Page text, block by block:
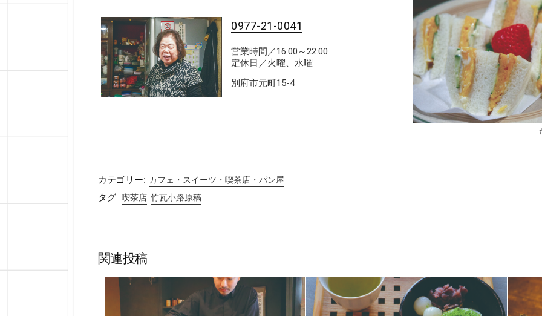
0977-21-0041
営業時間／16:00～22:00
定休日／火曜、水曜
別府市元町15-4
カテゴリー: カフェ・スイーツ・喫茶店・パン屋
タグ: 喫茶店 竹瓦小路原稿
関連投稿